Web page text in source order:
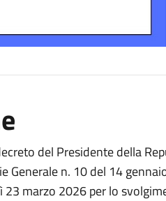
del Presidente della
Generale n. 10 del 14
23 marzo 2026 per lo